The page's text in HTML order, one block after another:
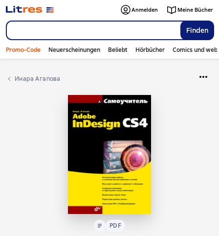
Finden
Anmelden Meine Bücher
Promo-Code Neuerscheinungen Beliebt Hörbücher Comics und
Инара Агапова
Text PDF
PDF